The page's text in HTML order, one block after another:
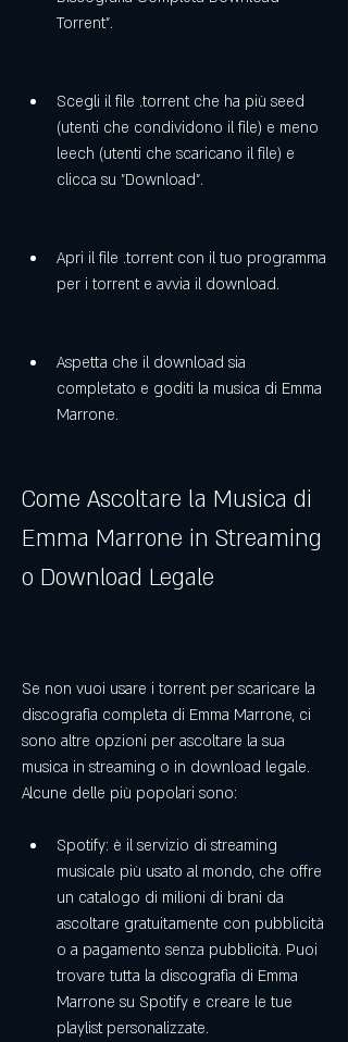
Torrent".
Scegli il file .torrent che ha più seed
(utenti che condividono il file) e meno
leech (utenti che scaricano il file) e
clicca su "Download".
Apri il file .torrent con il tuo programma
per i torrent e avvia il download.
Aspetta che il download sia
completato e goditi la musica di Emma
Marrone.
Come Ascoltare la Musica di
Emma Marrone in Streaming
o Download Legale
Se non vuoi usare i torrent per scaricare la
discografia completa di Emma Marrone, ci
sono altre opzioni per ascoltare la sua
musica in streaming o in download legale.
Alcune delle più popolari sono:
Spotify: è il servizio di streaming
musicale più usato al mondo, che offre
un catalogo di milioni di brani da
ascoltare gratuitamente con pubblicità
o a pagamento senza pubblicità. Puoi
trovare tutta la discografia di Emma
Marrone su Spotify e creare le tue
playlist personalizzate.